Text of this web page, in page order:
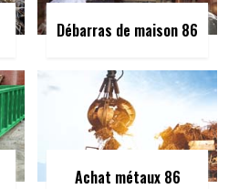
Débarras de maison 86
Achat métaux 86